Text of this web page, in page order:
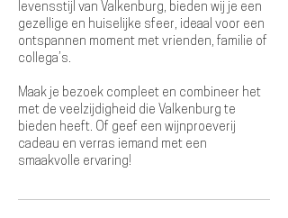
levensstijl van Valkenburg, bieden wij je een
gezellige en huiselijke sfeer, ideaal voor een
ontspannen moment met vrienden, familie of
collega’s.
​Maak je bezoek compleet en combineer het
met de veelzijdigheid die Valkenburg te
bieden heeft. Of geef een wijnproeverij
cadeau en verras iemand met een
smaakvolle ervaring!